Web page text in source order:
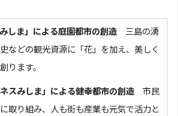
しま」による庭園都市の創造 三島の湧
などの観光資源に「花」を加え、美しく
ります。
ネスみしま」による健幸都市の創造 市民
取り組み、人も街も産業も元気で活力と